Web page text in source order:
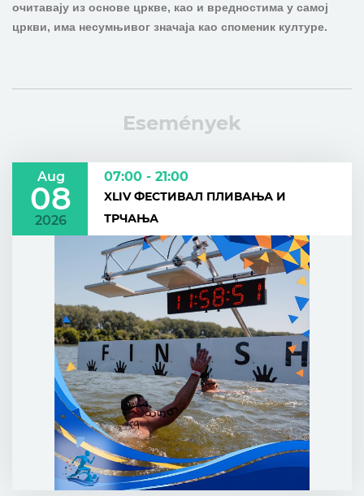
очитавају из основе цркве, као и вредностима у самој
цркви, има несумњивог значаја као споменик културе.
Események
Aug
08
2026
07:00 - 21:00
XLIV ФЕСТИВАЛ ПЛИВАЊА И
ТРЧАЊА